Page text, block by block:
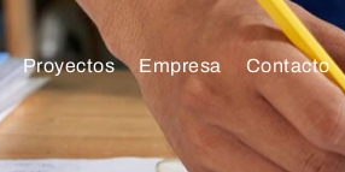
Proyectos Empresa Contacto